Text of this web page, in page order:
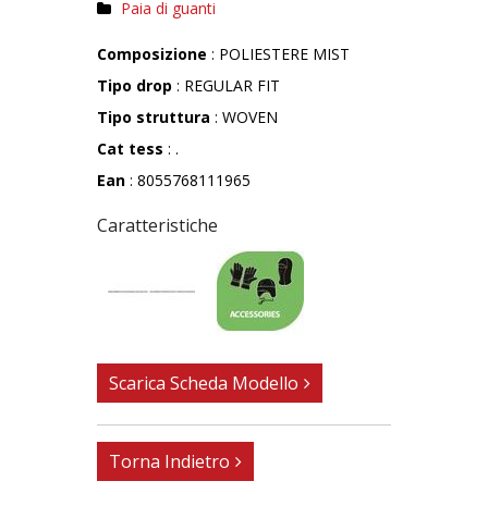
Paia di guanti
Composizione : POLIESTERE MIST
Tipo drop : REGULAR FIT
Tipo struttura : WOVEN
Cat tess : .
Ean : 8055768111965
Caratteristiche
Scarica Scheda Modello
Torna Indietro